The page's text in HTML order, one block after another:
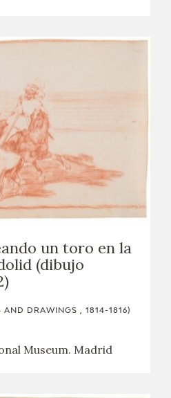
un toro en la
(dibujo
AND DRAWINGS , 1814-1816)
Museum. Madrid